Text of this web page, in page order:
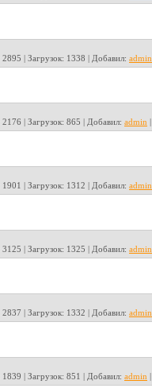
2895 | Загрузок: 1338 | Добавил: admin
2176 | Загрузок: 865 | Добавил: admin |
1901 | Загрузок: 1312 | Добавил: admin
3125 | Загрузок: 1325 | Добавил: admin
2837 | Загрузок: 1332 | Добавил: admin
1839 | Загрузок: 851 | Добавил: admin |